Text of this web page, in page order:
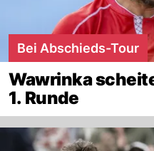
Bei Abschieds-Tour
Wawrinka
1. Runde